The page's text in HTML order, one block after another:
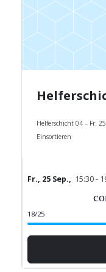
Helferschicht 04 – Fr.
Einsortieren
Fr., 25 Sep., 15:30 -
18/25